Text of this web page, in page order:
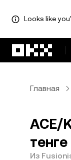
Looks like
Главная
ACE/
Из